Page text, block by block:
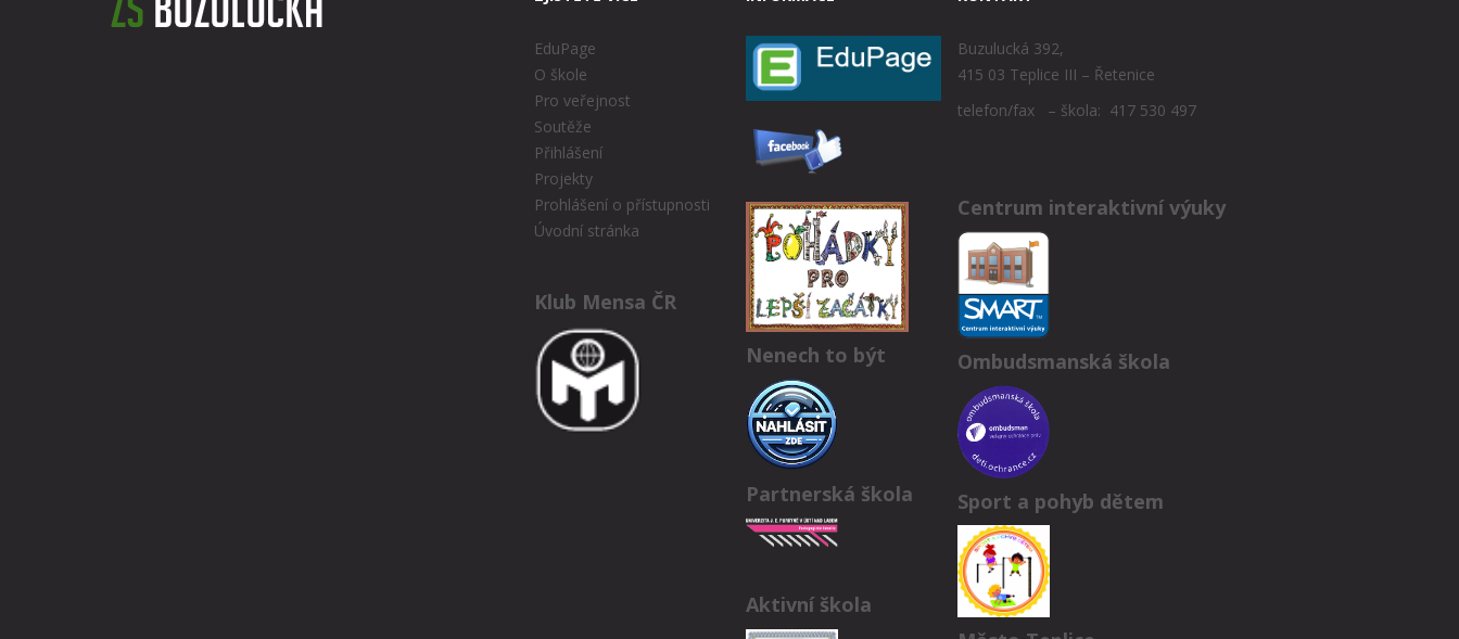
EduPage
O škole
Pro veřejnost
Soutěže
Přihlášení
Projekty
Prohlášení o přístupnosti
Úvodní stránka
Klub Mensa ČR
Nenech to být
Partnerská škola
Aktivní škola
Buzulucká 392,
415 03 Teplice III – Řetenice
telefon/fax – škola: 417 530 497
Centrum interaktivní výuky
Ombudsmanská škola
Sport a pohyb dětem